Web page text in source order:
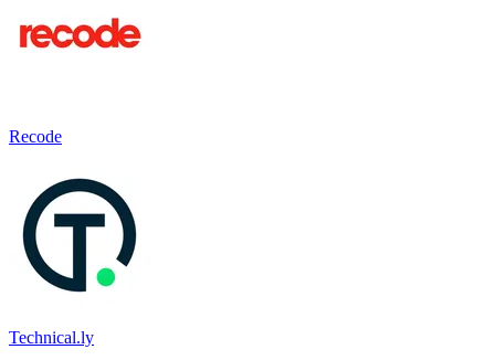
Recode
Technical.ly